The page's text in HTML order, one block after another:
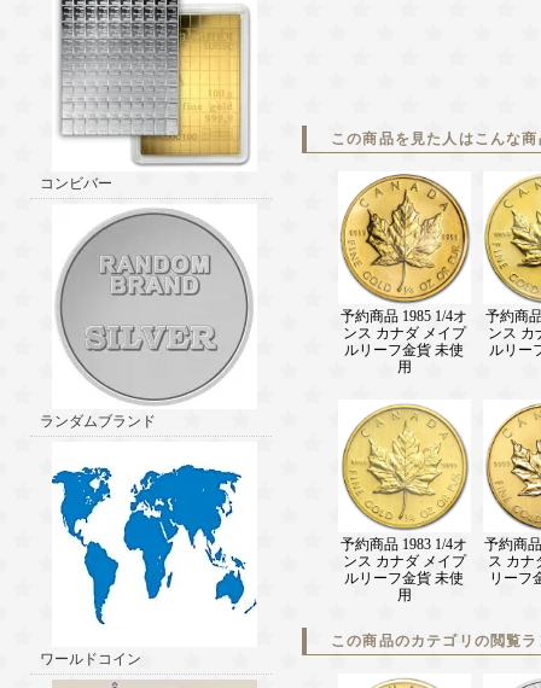
コンビバー
ランダムブランド
ワールドコイン
この商品を見た人はこんな
予約商品 1985 1/4オ
ンス カナダ メイプ
ルリーフ金貨 未使
用
予約商
ンス カ
ルリー
予約商品 1983 1/4オ
ンス カナダ メイプ
ルリーフ金貨 未使
用
予約商
ス カナ
リーフ
この商品のカテゴリの閲覧